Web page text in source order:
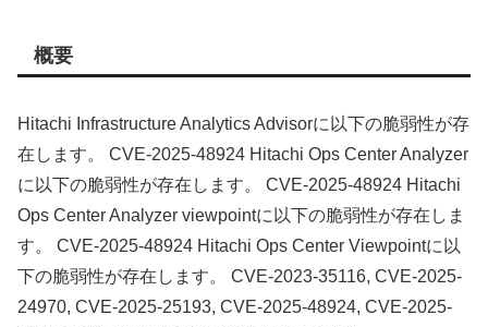
概要
Hitachi Infrastructure Analytics Advisorに以下の脆弱性が存
在します。 CVE-2025-48924 Hitachi Ops Center Analyzer
に以下の脆弱性が存在します。 CVE-2025-48924 Hitachi
Ops Center Analyzer viewpointに以下の脆弱性が存在しま
す。 CVE-2025-48924 Hitachi Ops Center Viewpointに以
下の脆弱性が存在します。 CVE-2023-35116, CVE-2025-
24970, CVE-2025-25193, CVE-2025-48924, CVE-2025-